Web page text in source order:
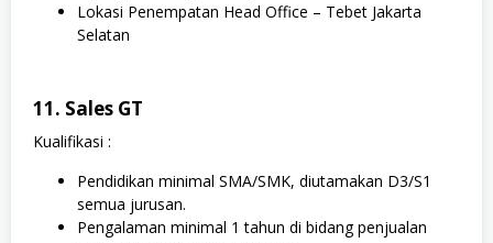
Lokasi Penempatan Head Office – Tebet Jakarta
Selatan
11. Sales GT
Kualifikasi :
Pendidikan minimal SMA/SMK, diutamakan D3/S1
semua jurusan.
Pengalaman minimal 1 tahun di bidang penjualan